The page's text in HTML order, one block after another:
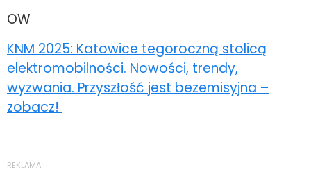
OW
KNM 2025: Katowice tegoroczną stolicą
elektromobilności. Nowości, trendy,
wyzwania. Przyszłość jest bezemisyjna –
zobacz!
REKLAMA